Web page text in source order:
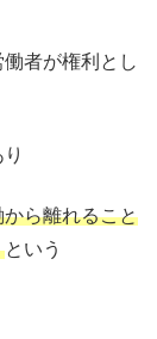
者が権利とし
ら離れること
という